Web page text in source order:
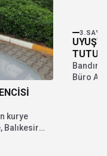
kurye
Balıkesir
Büro